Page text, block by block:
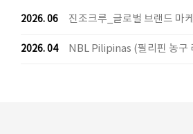
2026. 06 진조크루_글로벌 브랜드 마
2026. 04 NBL Pilipinas (필리핀 농구